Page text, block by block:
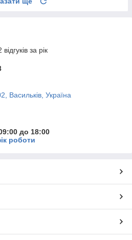
за рік
Васильків, Україна
до 18:00
роботи